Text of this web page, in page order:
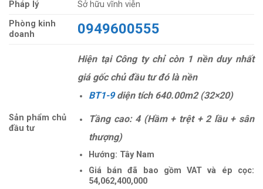
Pháp lý
Sở hữu vĩnh viễn
Phòng kinh
doanh
0949600555
Sản phẩm chủ
đầu tư
Hiện tại Công ty chỉ còn 1 nền duy nhất
giá gốc chủ đầu tư đó là nền
BT1-9diện tích 640.00m2 (32×20)
Tầng cao: 4 (Hầm + trệt + 2 lầu + sân
thượng)
Hướng: Tây Nam
Giá bán đã bao gồm VAT và ép cọc:
54,062,400,000